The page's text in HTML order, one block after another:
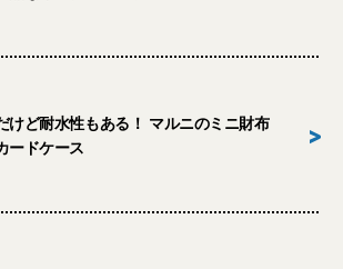
けど耐水性もある！ マルニのミニ財布
ードケース
>